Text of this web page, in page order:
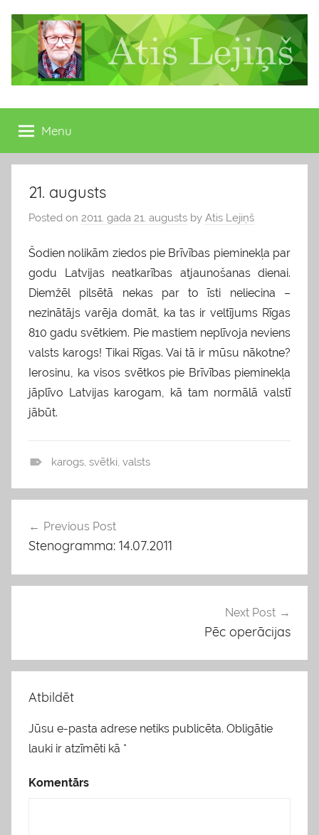
content
Atis
Lejiņš
13.
Saeimas
deputāts
Menu
21. augusts
Posted on 2011. gada 21. augusts by Atis Lejiņš
Šodien nolikām ziedos pie Brīvības pieminekļa par
godu Latvijas neatkarības atjaunošanas dienai.
Diemžēl pilsētā nekas par to īsti neliecina –
nezinātājs varēja domāt, ka tas ir veltījums Rīgas
810 gadu svētkiem. Pie mastiem neplīvoja neviens
valsts karogs! Tikai Rīgas. Vai tā ir mūsu nākotne?
Ierosinu, ka visos svētkos pie Brīvības pieminekļa
jāplīvo Latvijas karogam, kā tam normālā valstī
jābūt.
i
o
k
karogs, svētki, valsts
Ziņu
izvēlne
Previous Post
Stenogramma: 14.07.2011
Next Post
Pēc operācijas
Atbildēt
Jūsu e-pasta adrese netiks publicēta. Obligātie
lauki ir atzīmēti kā *
Komentārs